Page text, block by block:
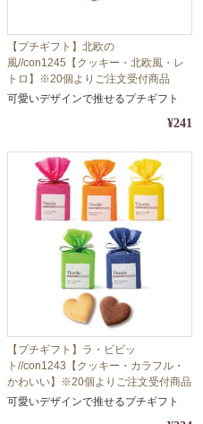
【プチギフト】北欧の
風//con1245【クッキー・北欧風・レ
トロ】※20個よりご注文受付商品
可愛いデザインで推せるプチギフト
¥241
【プチギフト】ラ・ビビッ
ト//con1243【クッキー・カラフル・
かわいい】※20個よりご注文受付商品
可愛いデザインで推せるプチギフト